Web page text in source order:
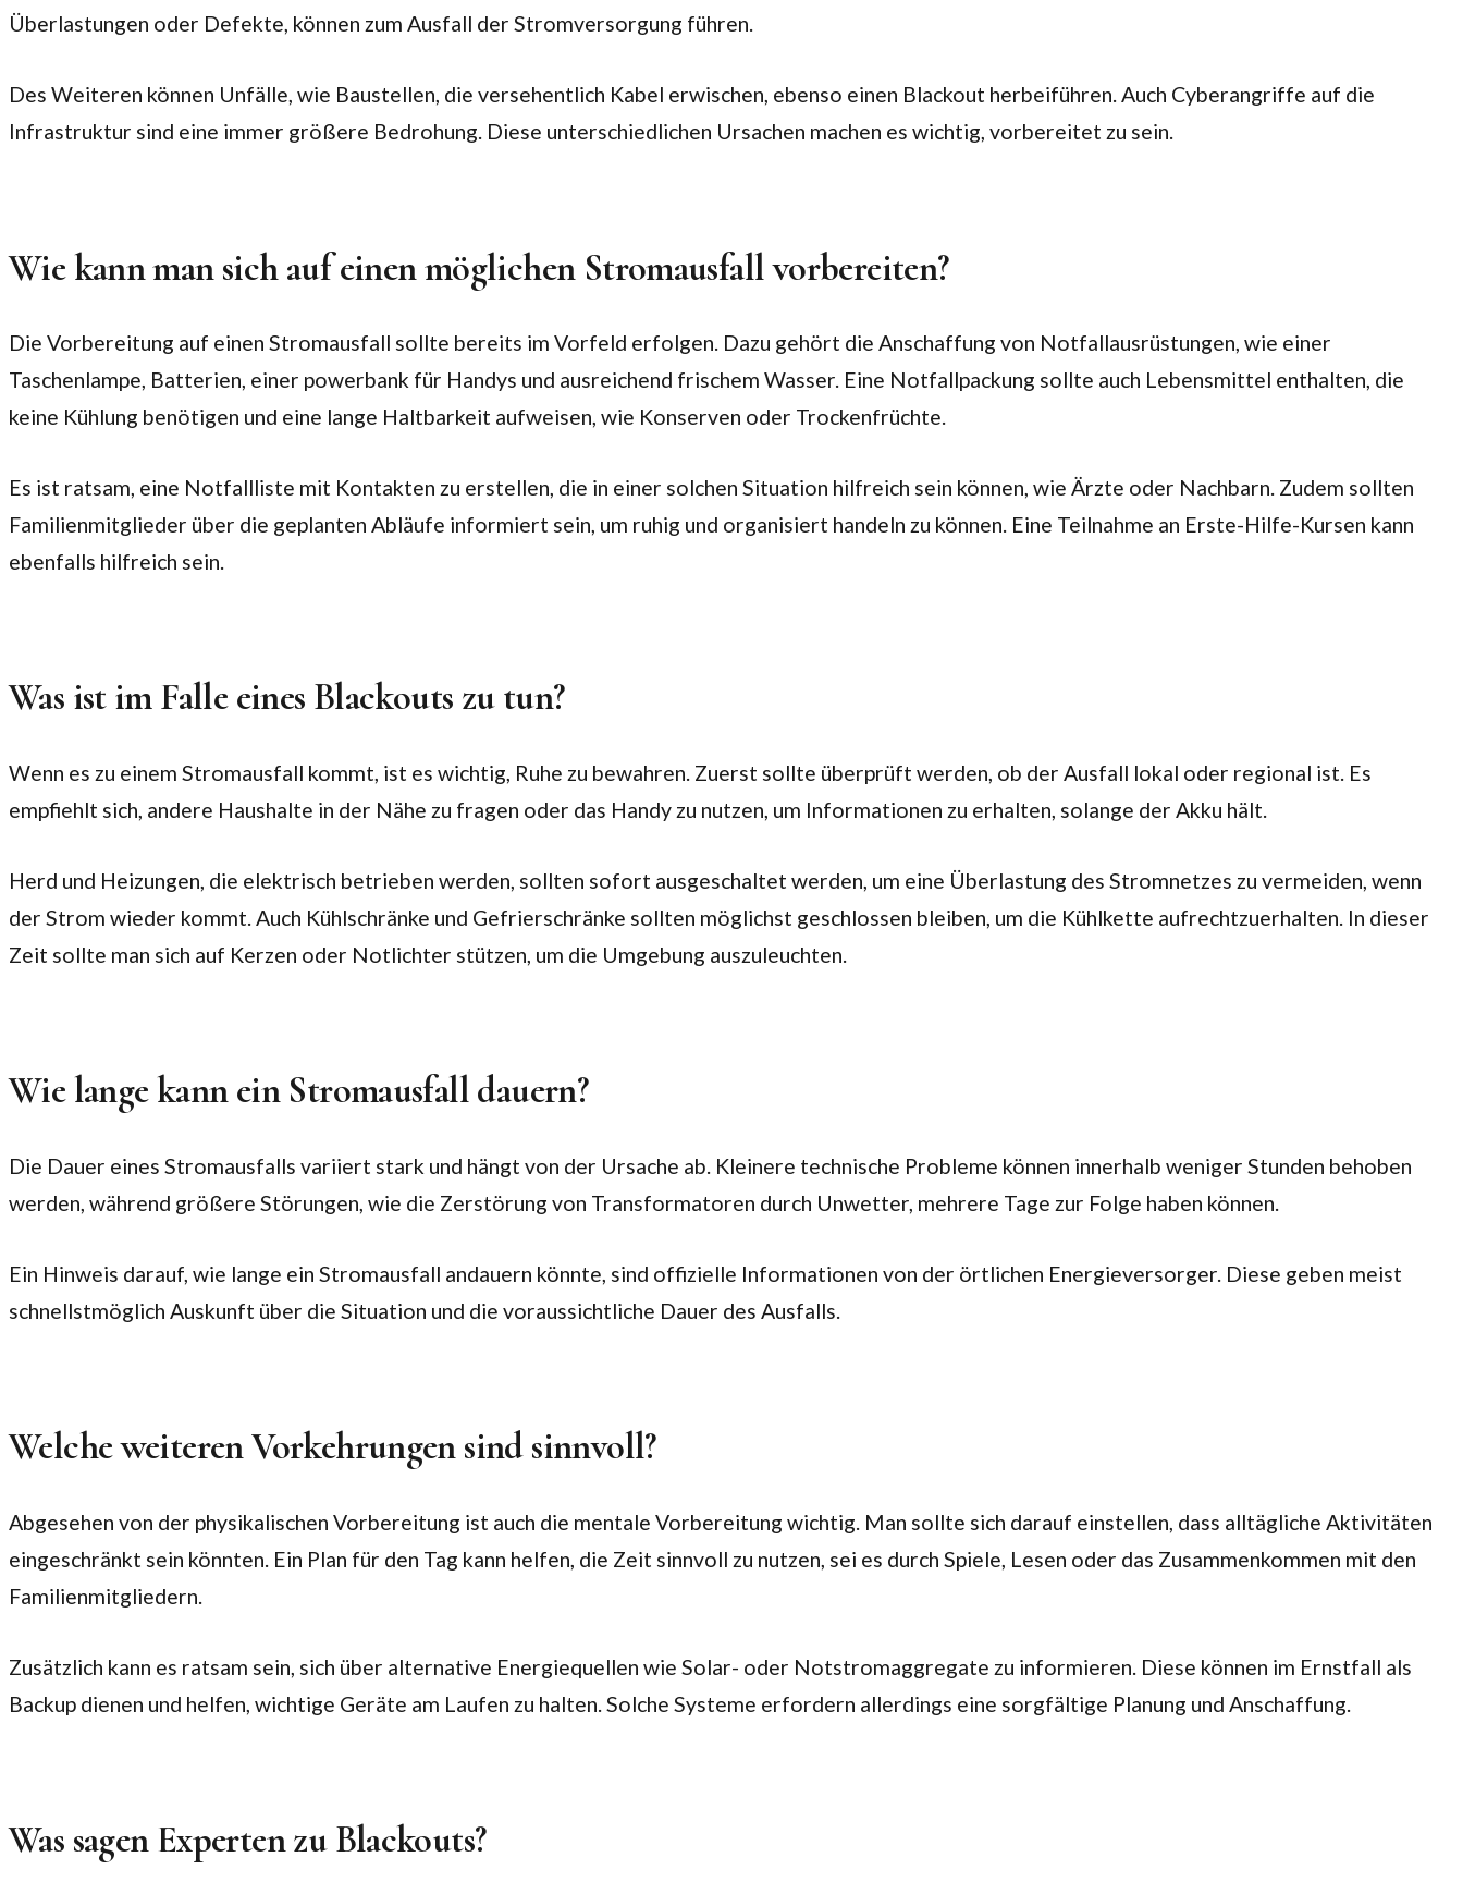
Überlastungen oder Defekte, können zum Ausfall der Stromversorgung führen.
Des Weiteren können Unfälle, wie Baustellen, die versehentlich Kabel erwischen, ebenso einen Blackout herbeiführen. Auch Cyberangriffe auf die
Infrastruktur sind eine immer größere Bedrohung. Diese unterschiedlichen Ursachen machen es wichtig, vorbereitet zu sein.
Wie kann man sich auf einen möglichen Stromausfall vorbereiten?
Die Vorbereitung auf einen Stromausfall sollte bereits im Vorfeld erfolgen. Dazu gehört die Anschaffung von Notfallausrüstungen, wie einer
Taschenlampe, Batterien, einer powerbank für Handys und ausreichend frischem Wasser. Eine Notfallpackung sollte auch Lebensmittel enthalten, die
keine Kühlung benötigen und eine lange Haltbarkeit aufweisen, wie Konserven oder Trockenfrüchte.
Es ist ratsam, eine Notfallliste mit Kontakten zu erstellen, die in einer solchen Situation hilfreich sein können, wie Ärzte oder Nachbarn. Zudem sollten
Familienmitglieder über die geplanten Abläufe informiert sein, um ruhig und organisiert handeln zu können. Eine Teilnahme an Erste-Hilfe-Kursen kann
ebenfalls hilfreich sein.
Was ist im Falle eines Blackouts zu tun?
Wenn es zu einem Stromausfall kommt, ist es wichtig, Ruhe zu bewahren. Zuerst sollte überprüft werden, ob der Ausfall lokal oder regional ist. Es
empfiehlt sich, andere Haushalte in der Nähe zu fragen oder das Handy zu nutzen, um Informationen zu erhalten, solange der Akku hält.
Herd und Heizungen, die elektrisch betrieben werden, sollten sofort ausgeschaltet werden, um eine Überlastung des Stromnetzes zu vermeiden, wenn
der Strom wieder kommt. Auch Kühlschränke und Gefrierschränke sollten möglichst geschlossen bleiben, um die Kühlkette aufrechtzuerhalten. In dieser
Zeit sollte man sich auf Kerzen oder Notlichter stützen, um die Umgebung auszuleuchten.
Wie lange kann ein Stromausfall dauern?
Die Dauer eines Stromausfalls variiert stark und hängt von der Ursache ab. Kleinere technische Probleme können innerhalb weniger Stunden behoben
werden, während größere Störungen, wie die Zerstörung von Transformatoren durch Unwetter, mehrere Tage zur Folge haben können.
Ein Hinweis darauf, wie lange ein Stromausfall andauern könnte, sind offizielle Informationen von der örtlichen Energieversorger. Diese geben meist
schnellstmöglich Auskunft über die Situation und die voraussichtliche Dauer des Ausfalls.
Welche weiteren Vorkehrungen sind sinnvoll?
Abgesehen von der physikalischen Vorbereitung ist auch die mentale Vorbereitung wichtig. Man sollte sich darauf einstellen, dass alltägliche Aktivitäten
eingeschränkt sein könnten. Ein Plan für den Tag kann helfen, die Zeit sinnvoll zu nutzen, sei es durch Spiele, Lesen oder das Zusammenkommen mit den
Familienmitgliedern.
Zusätzlich kann es ratsam sein, sich über alternative Energiequellen wie Solar- oder Notstromaggregate zu informieren. Diese können im Ernstfall als
Backup dienen und helfen, wichtige Geräte am Laufen zu halten. Solche Systeme erfordern allerdings eine sorgfältige Planung und Anschaffung.
Was sagen Experten zu Blackouts?